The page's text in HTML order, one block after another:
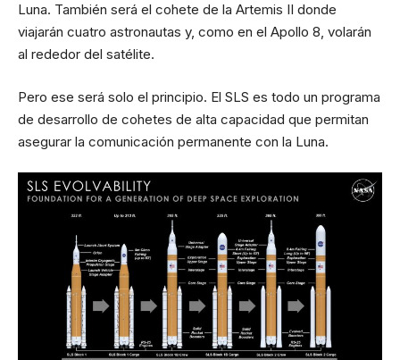
Luna. También será el cohete de la Artemis II donde
viajarán cuatro astronautas y, como en el Apollo 8, volarán
al rededor del satélite.
Pero ese será solo el principio. El SLS es todo un programa
de desarrollo de cohetes de alta capacidad que permitan
asegurar la comunicación permanente con la Luna.